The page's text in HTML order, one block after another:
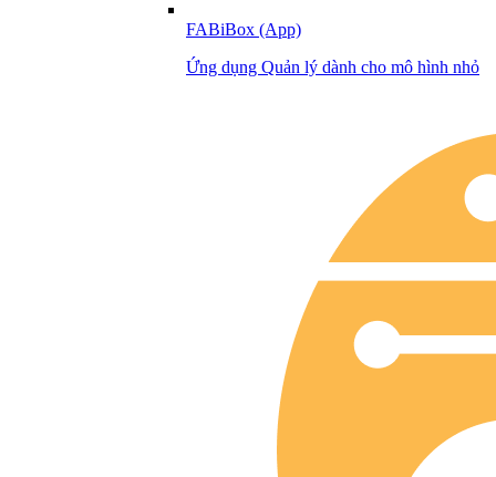
FABiBox (App)
Ứng dụng Quản lý dành cho mô hình nhỏ